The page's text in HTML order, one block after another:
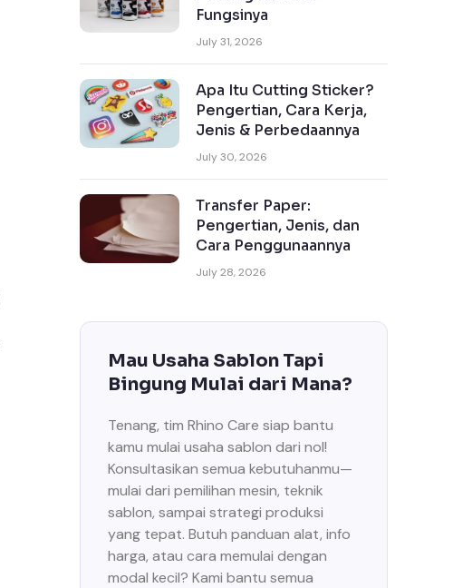
Fungsinya
July 31, 2026
Apa Itu Cutting Sticker?
Pengertian, Cara Kerja,
Jenis & Perbedaannya
July 30, 2026
Transfer Paper:
Pengertian, Jenis, dan
Cara Penggunaannya
July 28, 2026
Mau Usaha Sablon Tapi
Bingung Mulai dari Mana?
Tenang, tim Rhino Care siap bantu
kamu mulai usaha sablon dari nol!
Konsultasikan semua kebutuhanmu—
mulai dari pemilihan mesin, teknik
sablon, sampai strategi produksi
yang tepat. Butuh panduan alat, info
harga, atau cara memulai dengan
modal kecil? Kami bantu semua